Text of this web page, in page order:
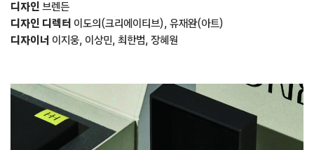
디자인 브렌든
디자인 디렉터 이도의(크리에이티브), 유재완(아트)
디자이너 이지웅, 이상민, 최한범, 장혜원